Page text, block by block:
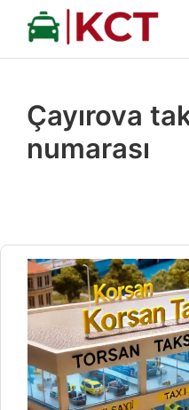
İçeriğe
Çayırova
numarası